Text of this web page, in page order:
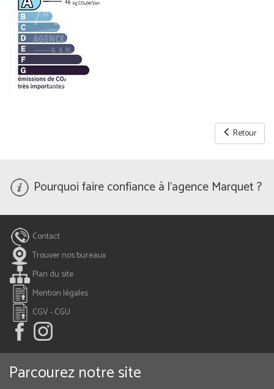
Retour
Pourquoi faire confiance à l'agence Marquet ?
Contact
Trouver nos bureaux
Plan du site
Mention légales
CGV - CGU
Parcourez notre site